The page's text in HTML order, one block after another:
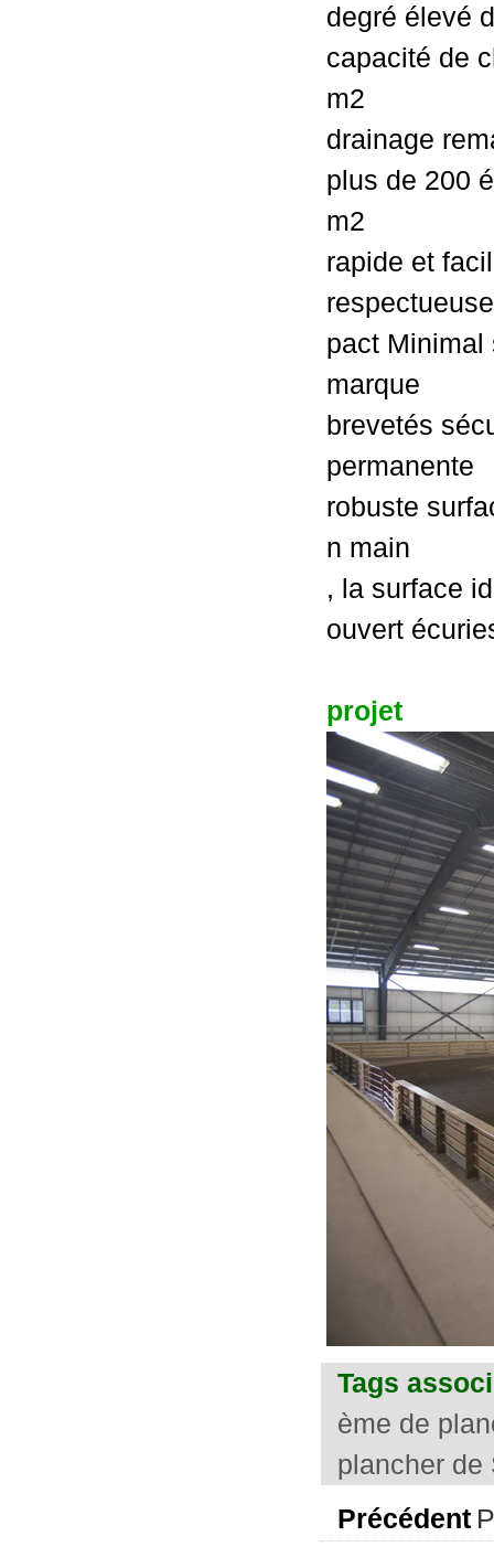
degré élevé
capacité de
m2
drainage
plus de 200
m2
rapide et
pact Minimal
marque
brevetés
permanente
robuste
n main
, la surface
ouvert
projet
Tags
ème de
plancher de
Précédent